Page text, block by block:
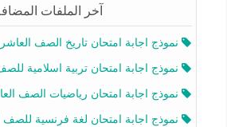
آخر الملفات
نموذج اجابة امتحان تاريخ الصف العاشر الفصل
نموذج اجابة امتحان تربية اسلامية للصف الحادي عشر
نموذج اجابة امتحان رياضيات الصف العاشر
نموذج اجابة امتحان لغة فرنسية للصف الحادي عشر